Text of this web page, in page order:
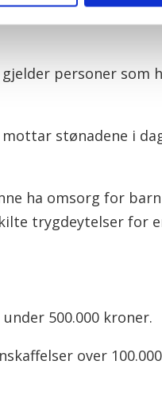
knyttet til det å
personer som
stønadene i
ha omsorg for
trygdeytelser for
500.000 kroner.
over